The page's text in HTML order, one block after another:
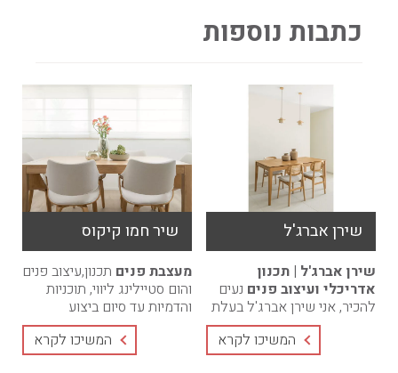
כתבות נוספות
שירן אברג'ל
שירן אברג'ל | תכנון
אדריכלי ועיצוב פנים נעים
להכיר, אני שירן אברג'ל בעלת
הסטודיו.מאז ומתמיד ידעתי
שאדריכלות ועיצוב פנים הם
הרבה יותר ...
המשיכו לקרא
שיר חמו קיקוס
מעצבת פנים תכנון,עיצוב פנים
והום סטיילינג ליווי, תוכניות
והדמיות עד סיום ביצוע
הפרוייקט. מחירים
אטרקטיביים, חבילות בהתאמה
המשיכו לקרא